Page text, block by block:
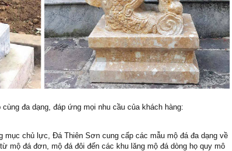
đa dạng, đáp ứng mọi nhu cầu của khách hàng:
mục chủ lực, Đá Thiên Sơn cung cấp các mẫu mộ đá đa dạng về
mộ đá đơn, mộ đá đôi đến các khu lăng mộ đá dòng họ quy mô